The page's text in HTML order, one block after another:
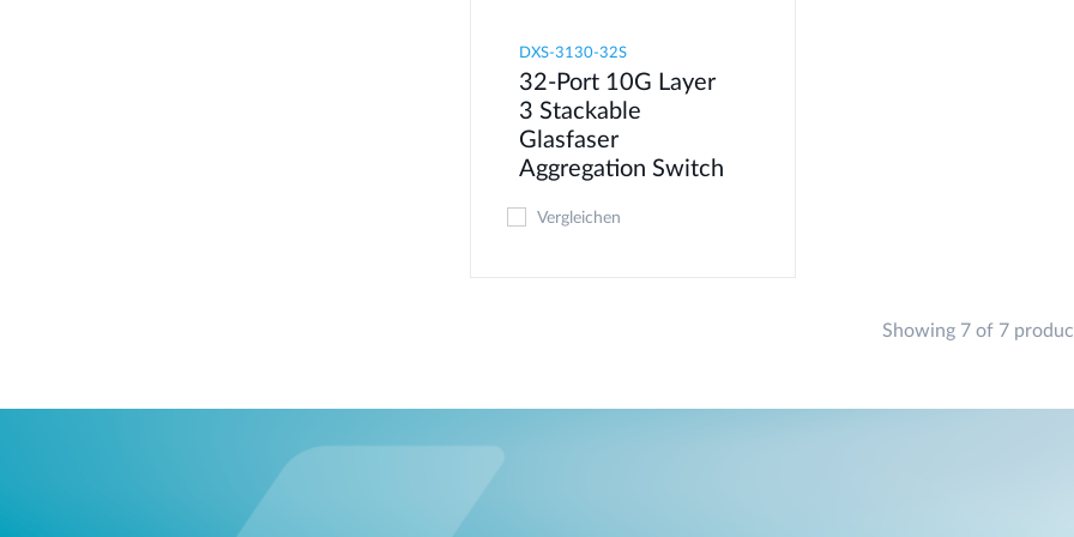
DXS-3130-32S
32-Port 10G Layer
3 Stackable
Glasfaser
Aggregation Switch
Vergleichen
Showing 7 of 7